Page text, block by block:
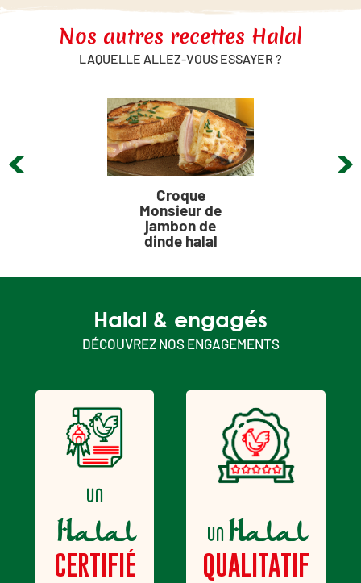
Nos autres recettes Halal
LAQUELLE ALLEZ-VOUS ESSAYER ?
Croque
Monsieur de
jambon de
dinde halal
Halal & engagés
DÉCOUVREZ NOS ENGAGEMENTS
un
Halal
CERTIFIÉ
unHalal
QUALITATIF